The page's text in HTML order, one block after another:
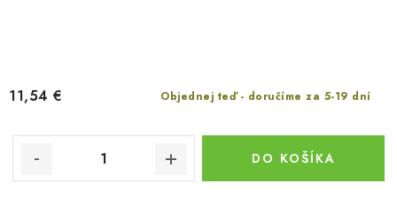
Objednej teď - doručíme za 5-19 dní
11,54 €
DO KOŠÍKA